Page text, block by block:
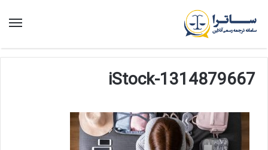
منو
iStock-1314879667